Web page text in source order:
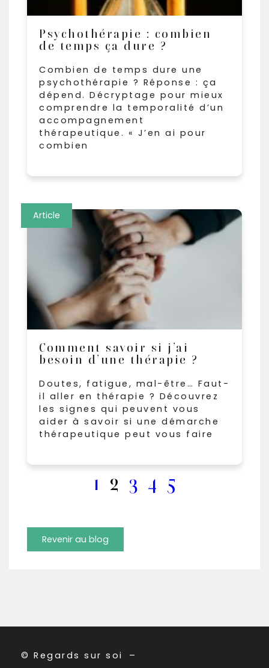
Psychothérapie : combien
de temps ça dure ?
Combien de temps dure une
psychothérapie ? Réponse : ça
dépend. Décryptage pour mieux
comprendre la temporalité d’un
accompagnement
thérapeutique. « J’en ai pour
combien
Comment savoir si j’ai
besoin d’une thérapie ?
Doutes, fatigue, mal-être… Faut-
il aller en thérapie ? Découvrez
les signes qui peuvent vous
aider à savoir si une démarche
thérapeutique peut vous faire
Article
1 2 3 4 5
Revenir au blog
© Regards sur soi –